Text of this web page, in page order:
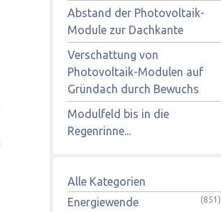
Abstand der Photovoltaik-
Module zur Dachkante
Verschattung von
Photovoltaik-Modulen auf
Gründach durch Bewuchs
Modulfeld bis in die
Regenrinne...
Alle Kategorien
Energiewende
(851)